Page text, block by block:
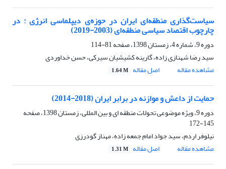
سیاست‌گذاری منطقه‌ای ایران در حوزه‌ی دیپلماسی انرژی : در
چارچوب اقتصاد سیاسی منطقه‌ای (2003-2019)
دوره 9، شماره 4، زمستان 1398، صفحه
81-114
سید رضا شهنازی زاده، گارینه کشیشیان سیرکی، حسن خداوردی
مشاهده مقاله
اصل مقاله 1.64 M
حمایت از داعش و موازنه در برابر ایران (2018-2014)
دوره 9، ویژه موضوعی تحولات منطقه ای و بین المللی، زمستان 1398، صفحه
145-172
نیلوفر اردم، سید جواد امام جمعه زاده، مهناز گودرزی
مشاهده مقاله
اصل مقاله 1.31 M